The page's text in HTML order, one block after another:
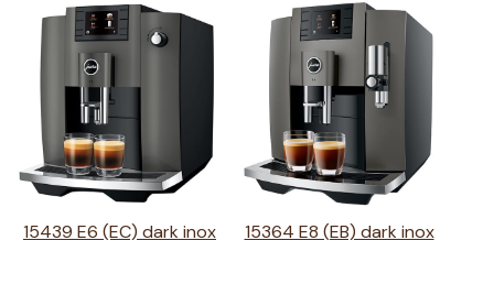
15439 E6 (EC) dark inox 15364 E8 (EB) dark inox